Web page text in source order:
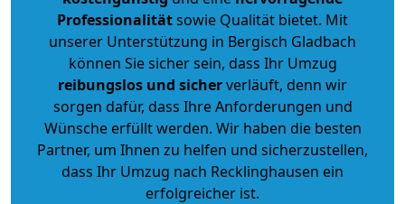
Professionalitätsowie Qualität bietet. Mit
unserer Unterstützung in Bergisch Gladbach
können Sie sicher sein, dass Ihr Umzug
reibungslos und sicherverläuft, denn wir
sorgen dafür, dass Ihre Anforderungen und
Wünsche erfüllt werden. Wir haben die besten
Partner, um Ihnen zu helfen und sicherzustellen,
dass Ihr Umzug nach Recklinghausen ein
erfolgreicher ist.